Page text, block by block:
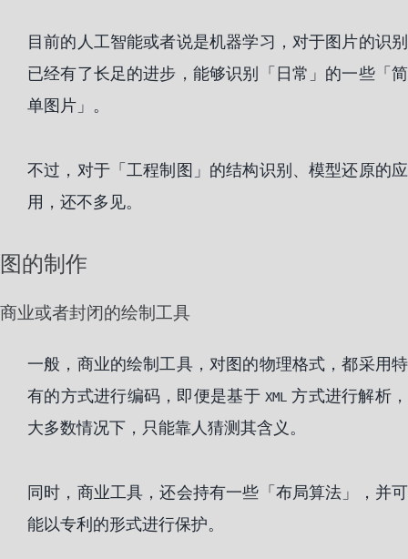
目前的人工智能或者说是机器学习，对于图片的识别
已经有了长足的进步，能够识别「日常」的一些「简
单图片」。
不过，对于「工程制图」的结构识别、模型还原的应
用，还不多见。
图的制作
商业或者封闭的绘制工具
一般，商业的绘制工具，对图的物理格式，都采用特
有的方式进行编码，即便是基于XML
方式进行解析，
大多数情况下，只能靠人猜测其含义。
同时，商业工具，还会持有一些「布局算法」，并可
能以专利的形式进行保护。